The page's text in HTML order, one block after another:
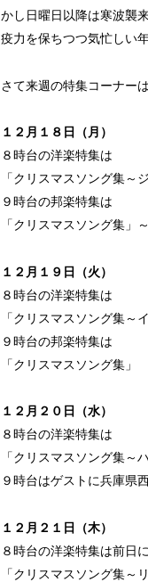
かし日曜日以降は寒波襲
疫力を保ちつつ気忙しい
さて来週の特集コーナー
１２月１８日（月）
８時台の洋楽特集は
「クリスマスソング集～
９時台の邦楽特集は
「クリスマスソング集」
１２月１９日（火）
８時台の洋楽特集は
「クリスマスソング集～
９時台の邦楽特集は
「クリスマスソング集」
１２月２０日（水）
８時台の洋楽特集は
「クリスマスソング集～
９時台はゲストに兵庫県
１２月２１日（木）
８時台の洋楽特集は前日
「クリスマスソング集～